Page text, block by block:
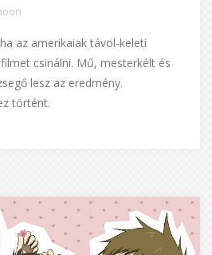
az amerikaiak távol-keleti
csinálni. Mű, mesterkélt és
lesz az eredmény.
történt.